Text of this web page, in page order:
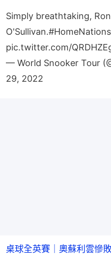
Simply breathtaking,
O'Sullivan.#HomeNations
pic.twitter.com/
— World Snooker Tour
29, 2022
桌球全英賽｜奧蘇利雲慘